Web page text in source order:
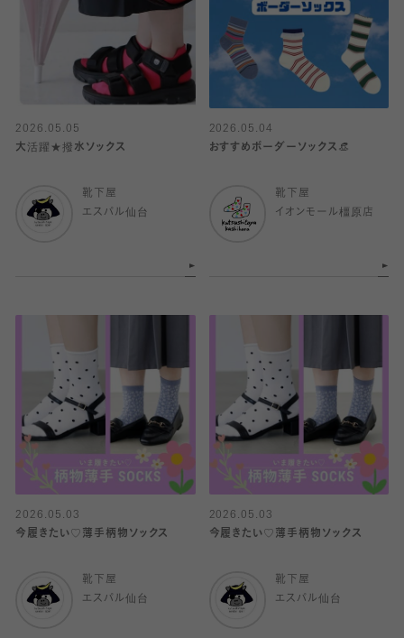
2026.05.05
大活躍★撥水ソックス
靴下屋
エスパル仙台
2026.05.04
おすすめボーダーソックス👒
靴下屋
イオンモール橿原店
2026.05.03
今履きたい♡薄手柄物ソックス
靴下屋
エスパル仙台
2026.05.03
今履きたい♡薄手柄物ソックス
靴下屋
エスパル仙台